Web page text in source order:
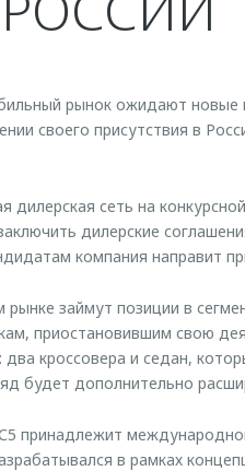
рынок ожидают
своего присутствия в
дилерская сеть на
дилерские
компания направит
займут позиции в
приостановившим свою
кроссовера и седан,
будет дополнительно
принадлежит
в рамках